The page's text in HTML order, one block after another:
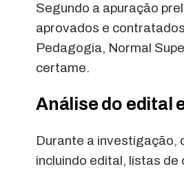
Segundo a apuração
aprovados e
Pedagogia, Normal
certame.
Análise do edital
Durante a investigação,
incluindo edital, listas